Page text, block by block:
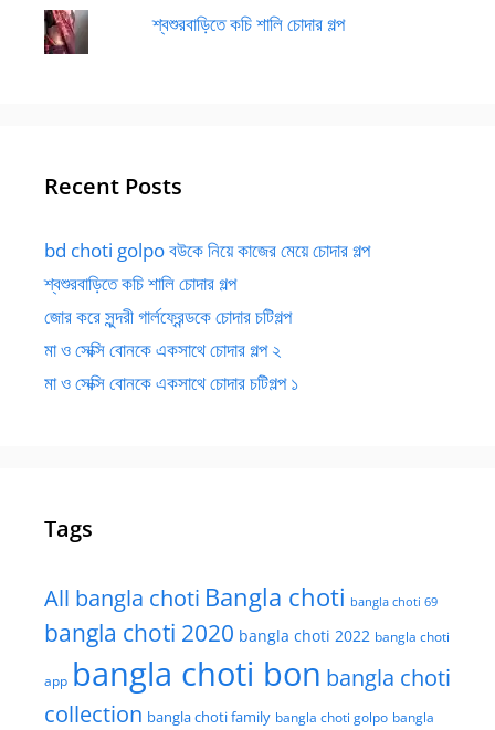
শ্বশুরবাড়িতে কচি শালি চোদার গল্প
Recent Posts
bd choti golpo বউকে নিয়ে কাজের মেয়ে চোদার গল্প
শ্বশুরবাড়িতে কচি শালি চোদার গল্প
জোর করে সুন্দরী গার্লফ্রেন্ডকে চোদার চটিগল্প
মা ও সেক্সি বোনকে একসাথে চোদার গল্প ২
মা ও সেক্সি বোনকে একসাথে চোদার চটিগল্প ১
Tags
All bangla choti Bangla choti bangla choti 69
bangla choti 2020 bangla choti 2022 bangla choti
app bangla choti bon bangla choti
collection bangla choti family bangla choti golpo bangla